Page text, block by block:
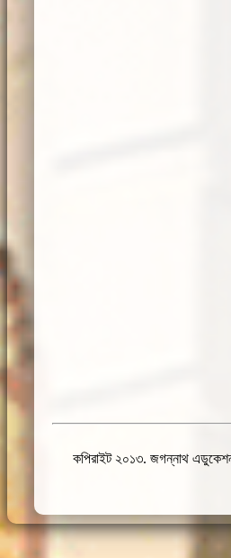
কপিরাইট ২০১৩. জগন্নাথ